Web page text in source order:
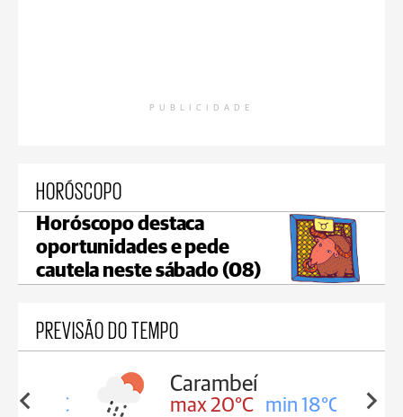
PUBLICIDADE
HORÓSCOPO
Horóscopo destaca
oportunidades e pede
cautela neste sábado (08)
PREVISÃO DO TEMPO
18°C
Carambeí
max 20°C min 18°C